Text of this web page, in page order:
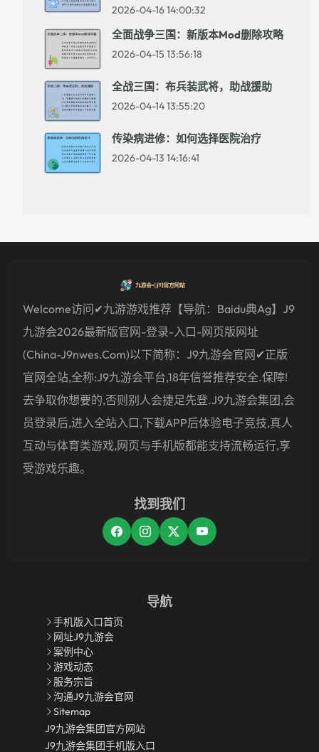
2026-04-16 14:00:32
全面战争三国：新版本mod删除攻略
2026-04-15 13:56:18
全战三国：布兵装武将，助战援助
2026-04-14 13:55:20
传染病进修：如何选择医院治疗
2026-04-13 14:16:41
Welcome访问✔九游游戏推荐【导航：baidu典ag】J9
九游会2026最新版官网-登录-入口-网页版网址
(china-J9nwes.com)以下简称：J9九游会官网✔正版
官网全站,全称:J9九游会平台,18年信誉推荐安全.保障!
去争取你想要的,否则别人会捷足先登.J9九游会集团,会
员登录后,进入全站入口,下载APP后体验电子竞技,真人
互动与体育类游戏,网页与手机版都能支持流畅运行,享
受游戏乐趣。
找到我们
导航
手机版入口首页
网址J9九游会
案例中心
游戏动态
服务宗旨
沟通J9九游会官网
Sitemap
J9九游会集团官方网站
J9九游会集团手机版入口